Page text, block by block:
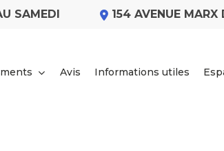
SAMEDI 154 AVENUE MARX
Avis Informations utiles